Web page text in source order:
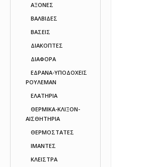
ΑΞΟΝΕΣ
ΒΑΛΒΙΔΕΣ
ΒΑΣΕΙΣ
ΔΙΑΚΟΠΤΕΣ
ΔΙΑΦΟΡΑ
ΕΔΡΑΝΑ-ΥΠΟΔΟΧΕΙΣ
ΡΟΥΛΕΜΑΝ
ΕΛΑΤΗΡΙΑ
ΘΕΡΜΙΚΑ-ΚΛΙΞΟΝ-
ΑΙΣΘΗΤΗΡΙΑ
ΘΕΡΜΟΣΤΑΤΕΣ
ΙΜΑΝΤΕΣ
ΚΛΕΙΣΤΡΑ